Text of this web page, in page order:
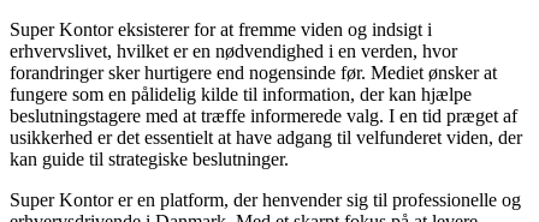
Super Kontor eksisterer for at fremme viden og indsigt i
erhvervslivet, hvilket er en nødvendighed i en verden, hvor
forandringer sker hurtigere end nogensinde før. Mediet ønsker at
fungere som en pålidelig kilde til information, der kan hjælpe
beslutningstagere med at træffe informerede valg. I en tid præget af
usikkerhed er det essentielt at have adgang til velfunderet viden, der
kan guide til strategiske beslutninger.
Super Kontor er en platform, der henvender sig til professionelle og